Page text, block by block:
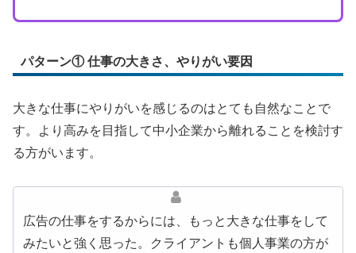
パターン① 仕事の大きさ、やりがい要因
大きな仕事にやりがいを感じるのはとても自然なことで
す。より高みを目指して中小企業から離れることを検討す
る方がいます。
広告の仕事をするからには、もっと大きな仕事をして
みたいと強く思った。クライアントも個人事業の方が